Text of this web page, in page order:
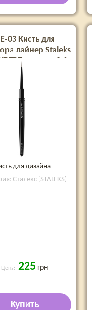
03 Кисть для
лайнер Staleks
ширина 0,9
длина 10 мм
для дизайна
Сталекс (STALEKS)
Цена: 225 грн
Купить